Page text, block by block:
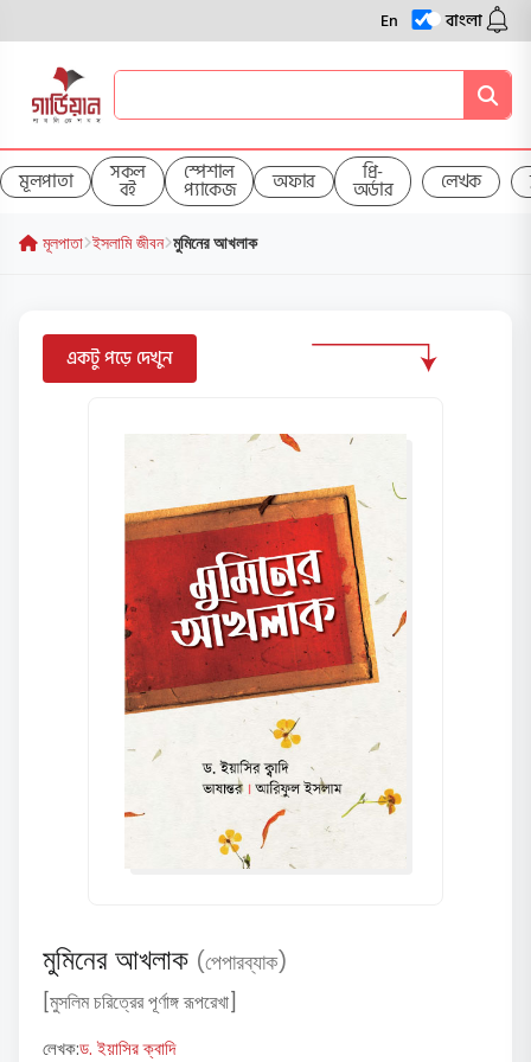
En বাংলা
মূলপাতা সকল
বই
স্পেশাল
প্যাকেজ অফার প্রি-
অর্ডার লেখক
মূলপাতা ইসলামি জীবন মুমিনের আখলাক
একটু পড়ে দেখুন
মুমিনের আখলাক (পেপারব্যাক)
[মুসলিম চরিত্রের পূর্ণাঙ্গ রূপরেখা]
লেখক:ড. ইয়াসির ক্বাদি